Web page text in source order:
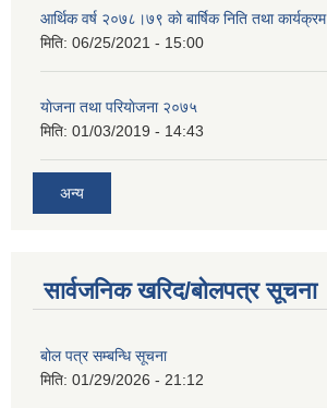
आर्थिक वर्ष २०७८।७९ काे बार्षिक निति तथा कार्यक्रम
मिति: 06/25/2021 - 15:00
याेजना तथा परियाेजना २०७५
मिति: 01/03/2019 - 14:43
अन्य
सार्वजनिक खरिद/बोलपत्र सूचना
बोल पत्र सम्बन्धि सूचना
मिति: 01/29/2026 - 21:12